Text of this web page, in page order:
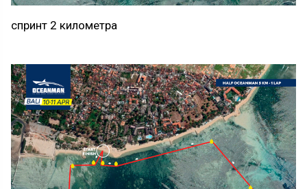
спринт 2 километра